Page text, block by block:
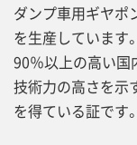
ダンプ車用ギヤポ
を生産しています
90％以上の高い国
技術力の高さを示
を得ている証です。